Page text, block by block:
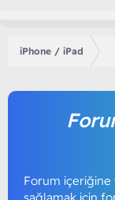
iPhone / iPad
Forum
sağlamak için